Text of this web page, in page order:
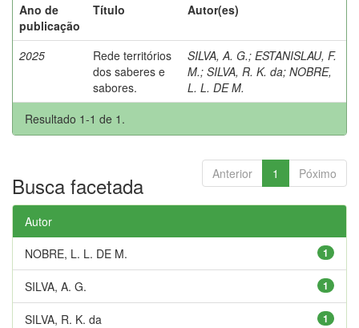
Ano de
publicação
Título Autor(es)
2025
Rede territórios
dos saberes e
sabores.
SILVA, A. G.; ESTANISLAU, F.
M.; SILVA, R. K. da; NOBRE,
L. L. DE M.
Resultado 1-1 de 1.
Anterior 1 Póximo
Busca facetada
Autor
1
NOBRE, L. L. DE M.
1
SILVA, A. G.
1
SILVA, R. K. da